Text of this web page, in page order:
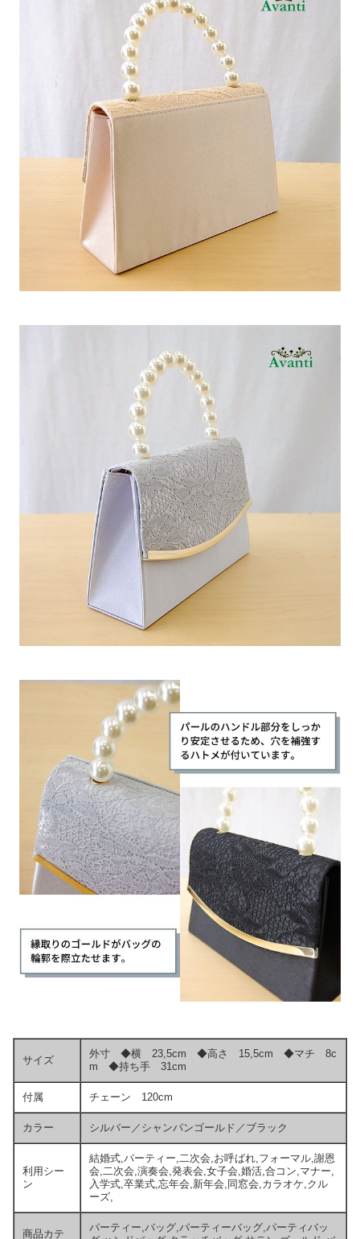
サイズ
外寸 ◆横 23,5cm ◆高さ 15,5cm ◆マチ 8c
m ◆持ち手 31cm
付属 チェーン 120cm
カラー シルバー／シャンパンゴールド／ブラック
利用シー
ン
結婚式,パーティー,二次会,お呼ばれ,フォーマル,謝恩
会,二次会,演奏会,発表会,女子会,婚活,合コン,マナー,
入学式,卒業式,忘年会,新年会,同窓会,カラオケ,クル
ーズ,
商品カテ
パーティー,バッグ,パーティーバッグ,パーティバッ